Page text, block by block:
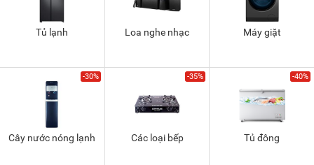
Tủ lạnh Loa nghe nhạc Máy giặt
-30%
Cây nước nóng lạnh
-35%
Các loại bếp
-40%
Tủ đông